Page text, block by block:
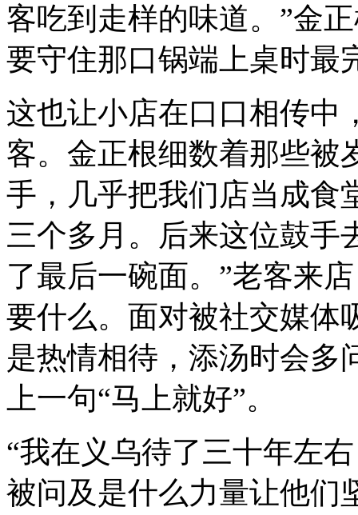
客吃到走样的味道。”金
要守住那口锅端上桌时最
这也让小店在口口相传
客。金正根细数着那些被
手，几乎把我们店当成食
三个多月。后来这位鼓手
了最后一碗面。”老客来
要什么。面对被社交媒体
是热情相待，添汤时会多
上一句“马上就好”。
“我在义乌待了三十年左
被问及是什么力量让他们